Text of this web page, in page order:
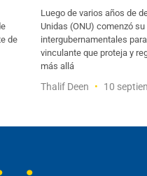
de
Luego de varios años de
Unidas (ONU) comenzó
intergubernamentales
vinculante que proteja y
más allá
Thalif Deen 10